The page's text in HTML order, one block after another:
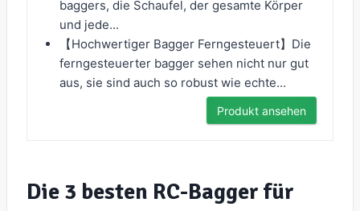
baggers, die Schaufel, der gesamte Körper
und jede...
【Hochwertiger Bagger Ferngesteuert】Die
ferngesteuerter bagger sehen nicht nur gut
aus, sie sind auch so robust wie echte...
Produkt ansehen
Die 3 besten RC-Bagger für